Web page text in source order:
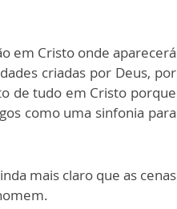
em Cristo onde aparecerá
criadas por Deus, por
de tudo em Cristo porque
como uma sinfonia para
mais claro que as cenas